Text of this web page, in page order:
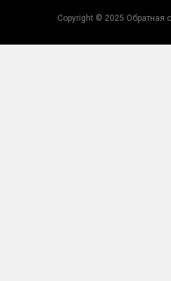
Copyright © 2025 Обратная